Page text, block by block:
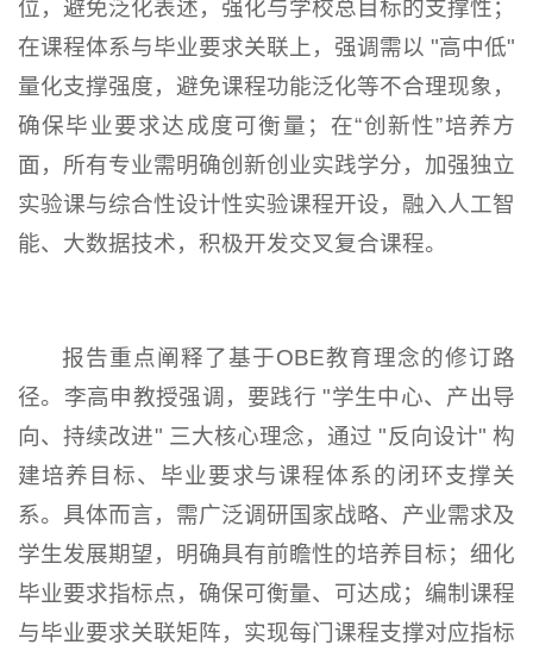
位，避免泛化表述，强化与学校总目标的支撑性；
在课程体系与毕业要求关联上，强调需以 "高中低"
量化支撑强度，避免课程功能泛化等不合理现象，
确保毕业要求达成度可衡量；在“创新性”培养方
面，所有专业需明确创新创业实践学分，加强独立
实验课与综合性设计性实验课程开设，融入人工智
能、大数据技术，积极开发交叉复合课程。
报告重点阐释了基于OBE教育理念的修订路
径。李高申教授强调，要践行 "学生中心、产出导
向、持续改进" 三大核心理念，通过 "反向设计" 构
建培养目标、毕业要求与课程体系的闭环支撑关
系。具体而言，需广泛调研国家战略、产业需求及
学生发展期望，明确具有前瞻性的培养目标；细化
毕业要求指标点，确保可衡量、可达成；编制课程
与毕业要求关联矩阵，实现每门课程支撑对应指标